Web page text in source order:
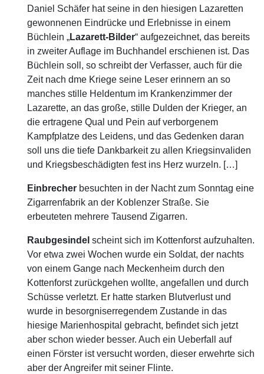
Daniel Schäfer hat seine in den hiesigen Lazaretten
gewonnenen Eindrücke und Erlebnisse in einem
Büchlein „Lazarett-Bilder“ aufgezeichnet, das bereits
in zweiter Auflage im Buchhandel erschienen ist. Das
Büchlein soll, so schreibt der Verfasser, auch für die
Zeit nach dme Kriege seine Leser erinnern an so
manches stille Heldentum im Krankenzimmer der
Lazarette, an das große, stille Dulden der Krieger, an
die ertragene Qual und Pein auf verborgenem
Kampfplatze des Leidens, und das Gedenken daran
soll uns die tiefe Dankbarkeit zu allen Kriegsinvaliden
und Kriegsbeschädigten fest ins Herz wurzeln. […]
Einbrecher besuchten in der Nacht zum Sonntag eine
Zigarrenfabrik an der Koblenzer Straße. Sie
erbeuteten mehrere Tausend Zigarren.
Raubgesindel scheint sich im Kottenforst aufzuhalten.
Vor etwa zwei Wochen wurde ein Soldat, der nachts
von einem Gange nach Meckenheim durch den
Kottenforst zurückgehen wollte, angefallen und durch
Schüsse verletzt. Er hatte starken Blutverlust und
wurde in besorgniserregendem Zustande in das
hiesige Marienhospital gebracht, befindet sich jetzt
aber schon wieder besser. Auch ein Ueberfall auf
einen Förster ist versucht worden, dieser erwehrte sich
aber der Angreifer mit seiner Flinte.